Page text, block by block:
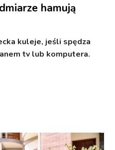
hamują
kuleje, jeśli spędza
tv lub komputera.